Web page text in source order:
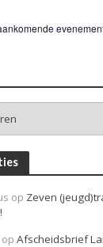
op Zeven
Afscheidsbrief